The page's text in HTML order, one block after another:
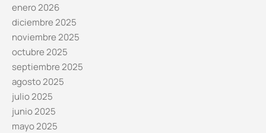
enero 2026
diciembre 2025
noviembre 2025
octubre 2025
septiembre 2025
agosto 2025
julio 2025
junio 2025
mayo 2025